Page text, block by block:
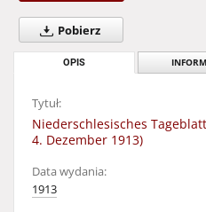
Pobierz
OPIS
Tytuł:
Niederschlesisches
4. Dezember 1913)
Data wydania:
1913